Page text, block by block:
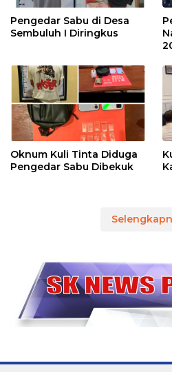
Pengedar Sabu di Desa
Sembuluh I Diringkus
Oknum Kuli Tinta Diduga
Pengedar Sabu Dibekuk